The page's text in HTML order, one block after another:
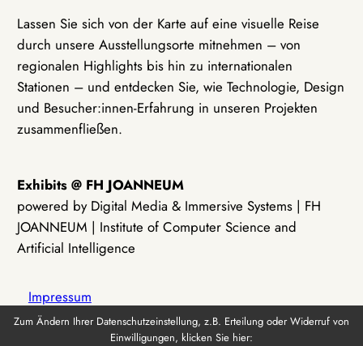
Lassen Sie sich von der Karte auf eine visuelle Reise
durch unsere Ausstellungsorte mitnehmen – von
regionalen Highlights bis hin zu internationalen
Stationen – und entdecken Sie, wie Technologie, Design
und Besucher:innen-Erfahrung in unseren Projekten
zusammenfließen.
Exhibits @ FH JOANNEUM
powered by Digital Media & Immersive Systems | FH
JOANNEUM | Institute of Computer Science and
Artificial Intelligence
Impressum
Zum Ändern Ihrer Datenschutzeinstellung, z.B. Erteilung oder Widerruf von
Einwilligungen, klicken Sie hier: